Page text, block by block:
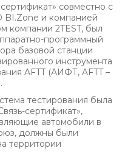
совместно с
BI.Zone и компанией
компании 2TEST, был
программный
базовой станции
инструмента
AFTT (АИФТ, AFTT –
тестирования была
сертификат»,
автомобили в
должны были
территории